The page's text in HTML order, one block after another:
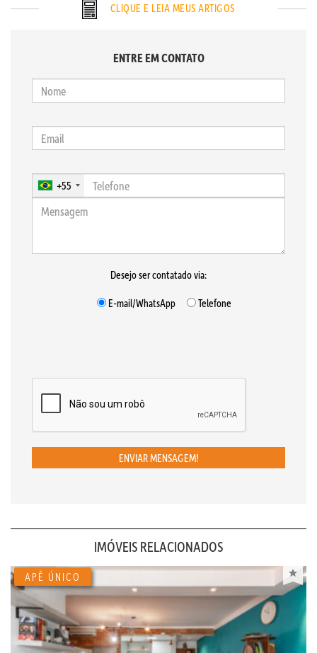
CLIQUE E LEIA MEUS ARTIGOS
ENTRE EM CONTATO
+55
Desejo ser contatado via:
E-mail/WhatsApp
Telefone
ENVIAR MENSAGEM!
IMÓVEIS RELACIONADOS